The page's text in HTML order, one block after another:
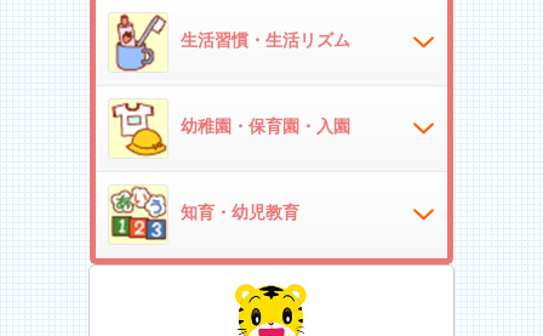
生活習慣・生活リズム
幼稚園・保育園・入園
知育・幼児教育